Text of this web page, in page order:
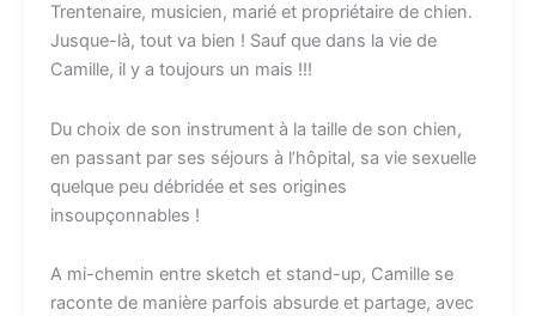
Trentenaire, musicien, marié et propriétaire de chien.
Jusque-là, tout va bien ! Sauf que dans la vie de
Camille, il y a toujours un mais !!!
Du choix de son instrument à la taille de son chien,
en passant par ses séjours à l’hôpital, sa vie sexuelle
quelque peu débridée et ses origines
insoupçonnables !
A mi-chemin entre sketch et stand-up, Camille se
raconte de manière parfois absurde et partage, avec